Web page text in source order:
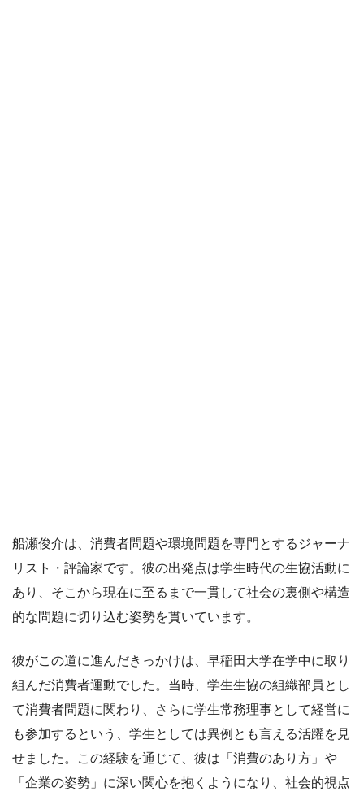
船瀬俊介は、消費者問題や環境問題を専門とするジャーナ
リスト・評論家です。彼の出発点は学生時代の生協活動に
あり、そこから現在に至るまで一貫して社会の裏側や構造
的な問題に切り込む姿勢を貫いています。
彼がこの道に進んだきっかけは、早稲田大学在学中に取り
組んだ消費者運動でした。当時、学生生協の組織部員とし
て消費者問題に関わり、さらに学生常務理事として経営に
も参加するという、学生としては異例とも言える活躍を見
せました。この経験を通じて、彼は「消費のあり方」や
「企業の姿勢」に深い関心を抱くようになり、社会的視点